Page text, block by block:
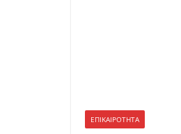
ΕΠΙΚΑΙΡΟΤΗΤΑ